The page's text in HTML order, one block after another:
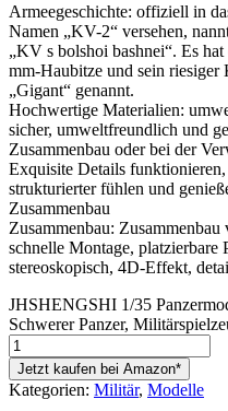
Armeegeschichte: offiziell in
Namen „KV-2“ versehen,
„KV s bolshoi bashnei“. Es
mm-Haubitze und sein
„Gigant“ genannt.
Hochwertige Materialien:
sicher, umweltfreundlich und
Zusammenbau oder bei der
Exquisite Details funktionieren,
strukturierter fühlen und
Zusammenbau
Zusammenbau:
schnelle Montage, platzierbare
stereoskopisch, 4D-Effekt,
JHSHENGSHI 1/35
Schwerer Panzer,
Jetzt kaufen bei Amazon*
Kategorien: Militär, Modelle